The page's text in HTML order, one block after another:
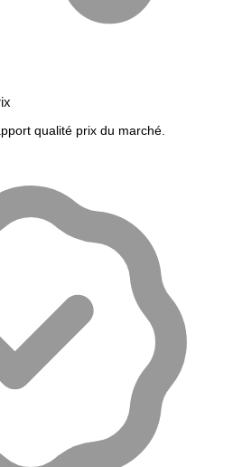
qualité prix du marché.